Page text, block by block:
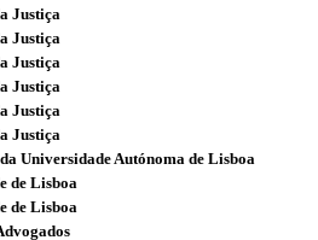
Justiça
Justiça
Justiça
Justiça
Justiça
Justiça
Universidade Autónoma de Lisboa
de Lisboa
de Lisboa